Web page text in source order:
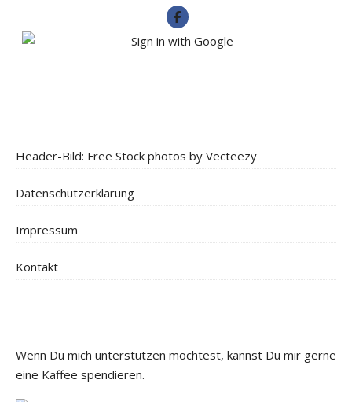
Header-Bild: Free Stock photos by Vecteezy
Datenschutzerklärung
Impressum
Kontakt
Wenn Du mich unterstützen möchtest, kannst Du mir gerne
eine Kaffee spendieren.